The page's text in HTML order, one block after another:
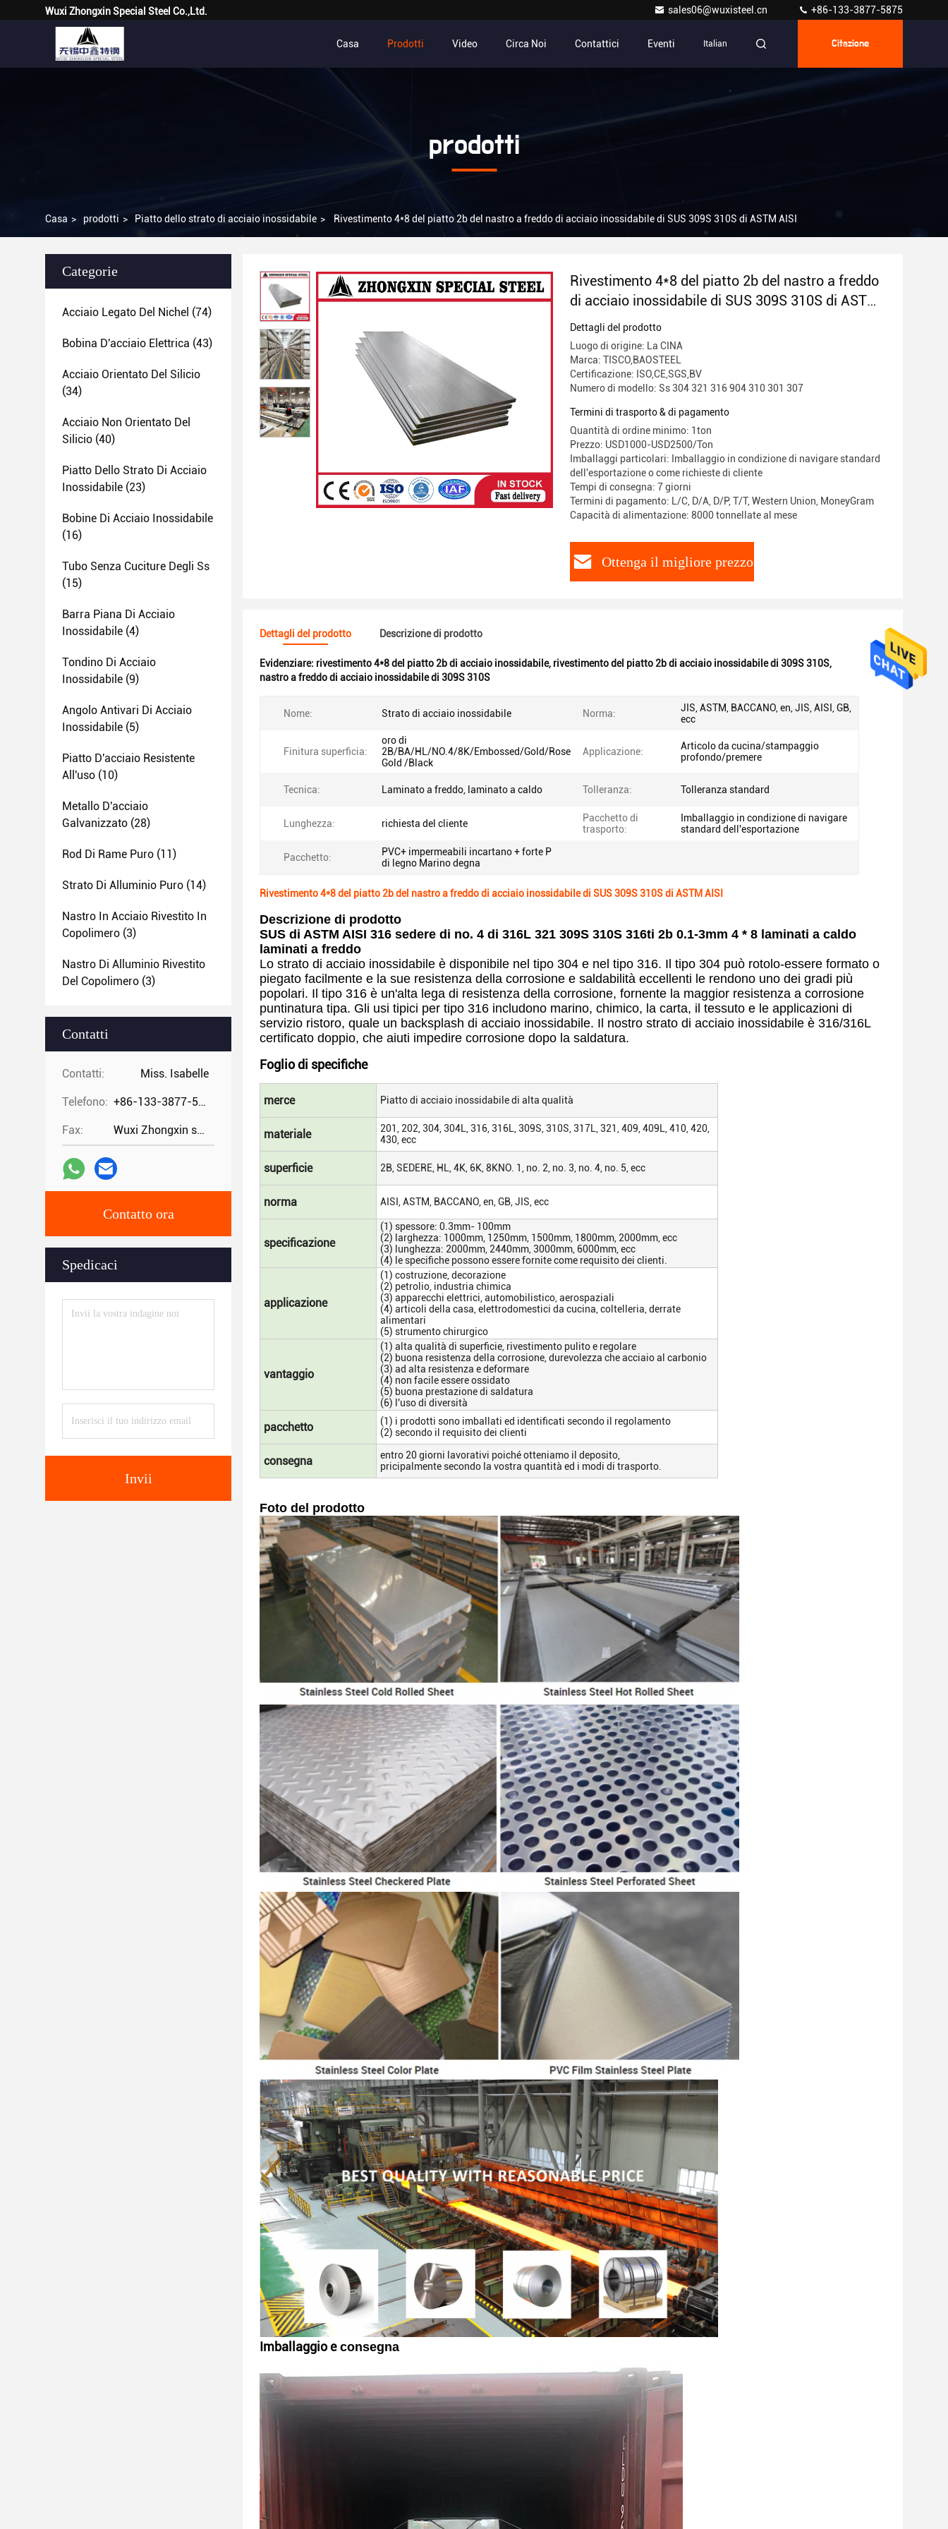
Wuxi Zhongxin Special Steel Co.,Ltd. sales06@wuxisteel.cn +86-133-3877-5875
Casa Prodotti Video Circa Noi Contattici Eventi Italian Citazione
prodotti
Casa > prodotti > Piatto dello strato di acciaio inossidabile > Rivestimento 4*8 del piatto 2b del nastro a freddo di acciaio inossidabile di SUS 309S 310S di ASTM AISI
Categorie
Acciaio Legato Del Nichel (74)
Bobina D'acciaio Elettrica (43)
Acciaio Orientato Del Silicio
(34)
Acciaio Non Orientato Del
Silicio (40)
Piatto Dello Strato Di Acciaio
Inossidabile (23)
Bobine Di Acciaio Inossidabile
(16)
Tubo Senza Cuciture Degli Ss
(15)
Barra Piana Di Acciaio
Inossidabile (4)
Tondino Di Acciaio
Inossidabile (9)
Angolo Antivari Di Acciaio
Inossidabile (5)
Piatto D'acciaio Resistente
All'uso (10)
Metallo D'acciaio
Galvanizzato (28)
Rod Di Rame Puro (11)
Strato Di Alluminio Puro (14)
Nastro In Acciaio Rivestito In
Copolimero (3)
Nastro Di Alluminio Rivestito
Del Copolimero (3)
Contatti
Contatti: Miss. Isabelle
Telefono: +86-133-3877-5875
Fax: Wuxi Zhongxin special steel co.,
Contatto ora
Spedicaci
Invii
Rivestimento 4*8 del piatto 2b del nastro a freddo
di acciaio inossidabile di SUS 309S 310S di ASTM
AISI
Dettagli del prodotto
Luogo di origine: La CINA
Marca: TISCO,BAOSTEEL
Certificazione: ISO,CE,SGS,BV
Numero di modello: Ss 304 321 316 904 310 301 307
Termini di trasporto & di pagamento
Quantità di ordine minimo: 1ton
Prezzo: USD1000-USD2500/Ton
Imballaggi particolari: Imballaggio in condizione di navigare standard
dell'esportazione o come richieste di cliente
Tempi di consegna: 7 giorni
Termini di pagamento: L/C, D/A, D/P, T/T, Western Union, MoneyGram
Capacità di alimentazione: 8000 tonnellate al mese
Ottenga il migliore prezzo
Dettagli del prodotto Descrizione di prodotto
Evidenziare: rivestimento 4*8 del piatto 2b di acciaio inossidabile, rivestimento del piatto 2b di acciaio inossidabile di 309S 310S,
nastro a freddo di acciaio inossidabile di 309S 310S
Nome: Strato di acciaio inossidabile Norma:
JIS, ASTM, BACCANO, en, JIS, AISI, GB,
ecc
Finitura superficia:
oro di
2B/BA/HL/NO.4/8K/Embossed/Gold/Rose
Gold /Black
Applicazione:
Articolo da cucina/stampaggio
profondo/premere
Tecnica: Laminato a freddo, laminato a caldo Tolleranza: Tolleranza standard
Lunghezza: richiesta del cliente
Pacchetto di
trasporto:
Imballaggio in condizione di navigare
standard dell'esportazione
Pacchetto:
PVC+ impermeabili incartano + forte P
di legno Marino degna
Rivestimento 4*8 del piatto 2b del nastro a freddo di acciaio inossidabile di SUS 309S 310S di ASTM AISI
Descrizione di prodotto
SUS di ASTM AISI 316 sedere di no. 4 di 316L 321 309S 310S 316ti 2b 0.1-3mm 4 * 8 laminati a caldo
laminati a freddo
Lo strato di acciaio inossidabile è disponibile nel tipo 304 e nel tipo 316. Il tipo 304 può rotolo-essere formato o
piegato facilmente e la sue resistenza della corrosione e saldabilità eccellenti le rendono uno dei gradi più
popolari. Il tipo 316 è un'alta lega di resistenza della corrosione, fornente la maggior resistenza a corrosione
puntinatura tipa. Gli usi tipici per tipo 316 includono marino, chimico, la carta, il tessuto e le applicazioni di
servizio ristoro, quale un backsplash di acciaio inossidabile. Il nostro strato di acciaio inossidabile è 316/316L
certificato doppio, che aiuti impedire corrosione dopo la saldatura.
Foglio di specifiche
merce Piatto di acciaio inossidabile di alta qualità
materiale
201, 202, 304, 304L, 316, 316L, 309S, 310S, 317L, 321, 409, 409L, 410, 420,
430, ecc
superficie 2B, SEDERE, HL, 4K, 6K, 8KNO. 1, no. 2, no. 3, no. 4, no. 5, ecc
norma AISI, ASTM, BACCANO, en, GB, JIS, ecc
specificazione
(1) spessore: 0.3mm- 100mm
(2) larghezza: 1000mm, 1250mm, 1500mm, 1800mm, 2000mm, ecc
(3) lunghezza: 2000mm, 2440mm, 3000mm, 6000mm, ecc
(4) le specifiche possono essere fornite come requisito dei clienti.
applicazione
(1) costruzione, decorazione
(2) petrolio, industria chimica
(3) apparecchi elettrici, automobilistico, aerospaziali
(4) articoli della casa, elettrodomestici da cucina, coltelleria, derrate
alimentari
(5) strumento chirurgico
vantaggio
(1) alta qualità di superficie, rivestimento pulito e regolare
(2) buona resistenza della corrosione, durevolezza che acciaio al carbonio
(3) ad alta resistenza e deformare
(4) non facile essere ossidato
(5) buona prestazione di saldatura
(6) l'uso di diversità
pacchetto
(1) i prodotti sono imballati ed identificati secondo il regolamento
(2) secondo il requisito dei clienti
consegna
entro 20 giorni lavorativi poiché otteniamo il deposito,
pricipalmente secondo la vostra quantità ed i modi di trasporto.
Foto del prodotto
Imballaggio econsegna